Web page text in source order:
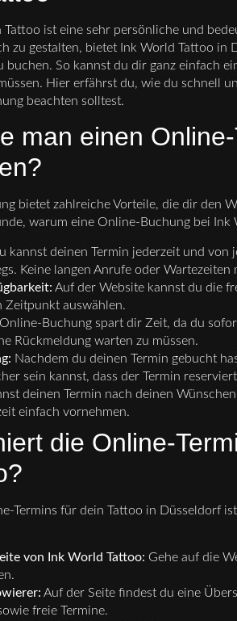
ist eine sehr persönliche und
zu gestalten, bietet Ink World Tattoo in
buchen. So kannst du dir ganz einfach
Hier erfährst du, wie du schnell
beachten solltest.
man einen
bietet zahlreiche Vorteile, die dir den
warum eine Online-Buchung bei Ink
kannst deinen Termin jederzeit und
Keine langen Anrufe oder Wartezeiten
Auf der Website kannst du die
Zeitpunkt auswählen.
Buchung spart dir Zeit, da du
Rückmeldung warten zu müssen.
Nachdem du deinen Termin gebucht
sein kannst, dass der Termin
deinen Termin nach deinen
einfach vornehmen.
die Online-
Termins für dein Tattoo in Düsseldorf
von Ink World Tattoo: Gehe auf die
Auf der Seite findest du eine
freie Termine.